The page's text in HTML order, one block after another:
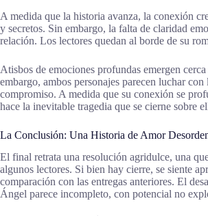
A medida que la historia avanza, la conexión
y secretos. Sin embargo, la falta de claridad
relación. Los lectores quedan al borde de su
Atisbos de emociones profundas emergen
embargo, ambos personajes parecen luchar
compromiso. A medida que su conexión se
hace la inevitable tragedia que se cierne sobre
La Conclusión: Una Historia de Amor
El final retrata una resolución agridulce, una
algunos lectores. Si bien hay cierre, se siente
comparación con las entregas anteriores. El
Ángel parece incompleto, con potencial no